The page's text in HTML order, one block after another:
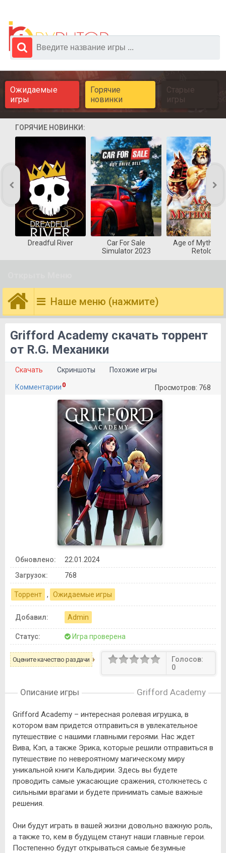
Ожидаемые
игры
Горячие
новинки
Старые
игры
ГОРЯЧИЕ НОВИНКИ:
Dreadful River
Car For Sale
Simulator 2023
Age of
Retold
Наше меню (нажмите)
Grifford Academy скачать торрент
от R.G. Механики
Скачать Скриншоты Похожие игры
Комментарии 0 Просмотров: 768
Обновлено:
22.01.2024
Загрузок:
768
Торрент , Ожидаемые игры
Добавил: Admin
Статус: Игра проверена
Оцените качество раздачи
Голосов:
0
Описание игры Grifford Academy
Grifford Academy – интересная ролевая игрушка, в
котором вам придется отправиться в увлекательное
путешествие с нашими главными героями. Нас ждет
Вива, Кэп, а также Эрика, которые решили отправиться в
путешествие по невероятному магическому миру
уникальной книги Кальдирии. Здесь вы будете
проводить самые ужасающие сражения, столкнетесь с
сильными врагами и будете принимать самые важные
решения.
Они будут играть в вашей жизни довольно важную роль,
а также то, кем в будущем станут наши главные герои.
Постепенно будут открываться самые безумные